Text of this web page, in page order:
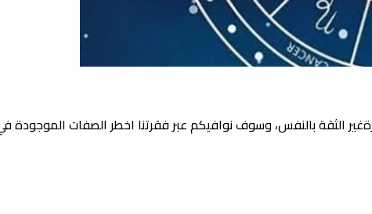
الثقة بالنفس، وسوف نوافيكم عبر فقرتنا اخطر الصفات الموجودة